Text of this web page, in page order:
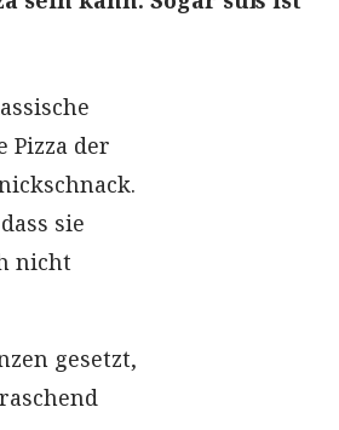
Pizza der
sie
nicht
gesetzt,